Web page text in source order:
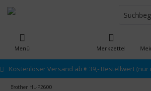
Kostenloser Versand ab € 39,- Bestellwert
Merkzettel
Menü
Brother HL-P2600